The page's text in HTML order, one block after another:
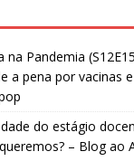
na Pandemia
a pena por vacinas
do estágio
– Blog ao